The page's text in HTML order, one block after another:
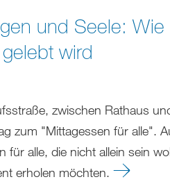
und Seele: Wie
wird
zwischen Rathaus
zum "Mittagessen für alle".
für alle, die nicht allein sein
erholen möchten.